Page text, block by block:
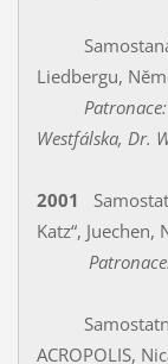
Samostaná
Liedbergu,
Patronace:
Westfálska, Dr.
2001
Katz“, Juechen,
Patronace:
Samostatná
ACROPOLIS,